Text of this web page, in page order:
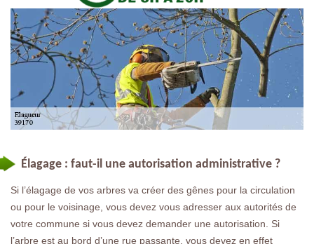
Élagage : faut-il une autorisation administrative ?
Si l’élagage de vos arbres va créer des gênes pour la circulation
ou pour le voisinage, vous devez vous adresser aux autorités de
votre commune si vous devez demander une autorisation. Si
l’arbre est au bord d’une rue passante, vous devez en effet